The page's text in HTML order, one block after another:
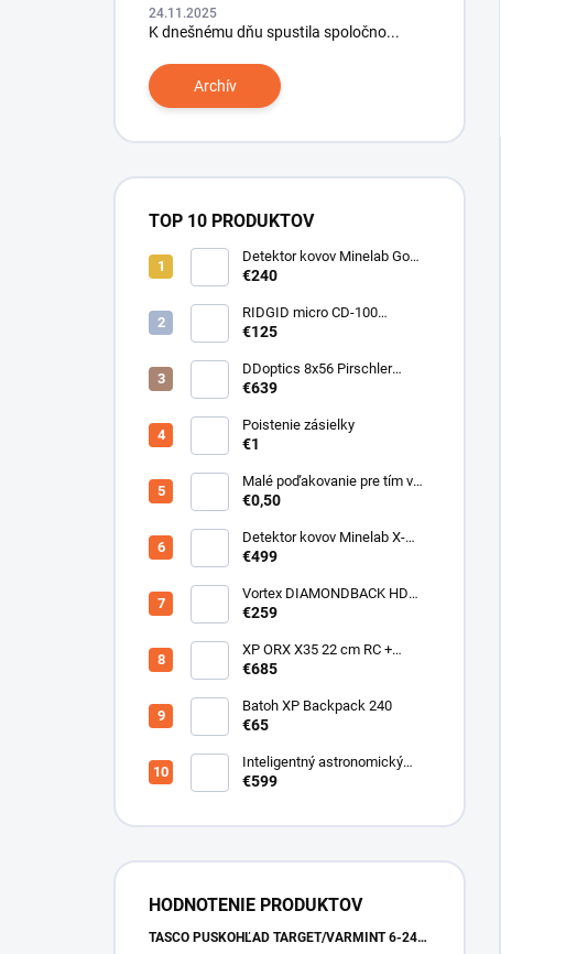
24.11.2025
K dnešnému dňu spustila spoločno...
Archív
TOP 10 PRODUKTOV
Detektor kovov Minelab Go
Find 66
€240
RIDGID micro CD-100
Detektor horľavých plynov
€125
DDoptics 8x56 Pirschler
Gen.3 Magnesium zelený
€639
Poistenie zásielky
€1
Malé poďakovanie pre tím v
sklade
€0,50
Detektor kovov Minelab X-
Terra ELITE pinpoiter set
€499
Vortex DIAMONDBACK HD
10X50
€259
XP ORX X35 22 cm RC +
bezdrôtové slúchadlá
€685
Batoh XP Backpack 240
€65
Inteligentný astronomický
teleskop DwarfLab Dwarf III
€599
HODNOTENIE PRODUKTOV
TASCO PUŠKOHĽAD TARGET/VARMINT 6-24X42 MILDOT